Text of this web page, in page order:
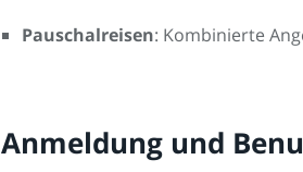
Pauschalreisen: Kombinierte
Anmeldung und